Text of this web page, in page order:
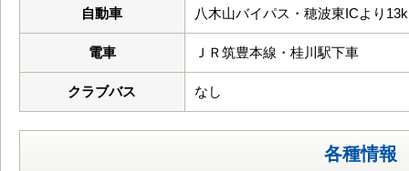
自動車 八木山バイパス・穂波東ICより
電車 ＪＲ筑豊本線・桂川駅下車
クラブバス なし
各種情報